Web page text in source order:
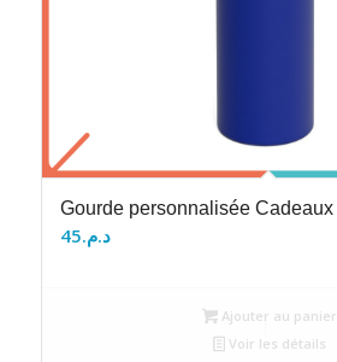
Gourde personnalisée Cadeaux
د.م.45
Ajouter au panier
Voir les détails